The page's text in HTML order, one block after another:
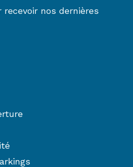
recevoir nos dernières